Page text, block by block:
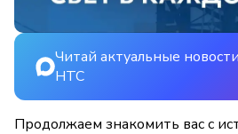
Читай актуальные
НТС
Продолжаем знакомить вас с